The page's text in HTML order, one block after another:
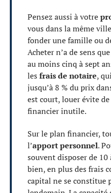
Pensez aussi à votre
vous dans la même
fonder une famille ou
Acheter n’a de sens
au moins cinq à sept
les frais de notaire,
jusqu’à 8 % du prix
est court, louer évite
financier inutile.
Sur le plan financier,
l’apport personnel.
souvent disposer de
bien, en plus des frais
capital ne se constitue